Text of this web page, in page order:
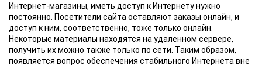
Интернет-магазины, иметь доступ к Интернету нужно
постоянно. Посетители сайта оставляют заказы онлайн, и
доступ к ним, соответственно, тоже только онлайн.
Некоторые материалы находятся на удаленном сервере,
получить их можно также только по сети. Таким образом,
появляется вопрос обеспечения стабильного Интернета вне